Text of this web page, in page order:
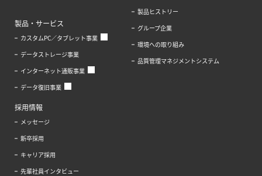
製品・サービス
カスタムPC／タブレット事業
データストレージ事業
インターネット通販事業
データ復旧事業
製品ヒストリー
グループ企業
環境への取り組み
品質管理マネジメントシステム
採用情報
メッセージ
新卒採用
キャリア採用
先輩社員インタビュー